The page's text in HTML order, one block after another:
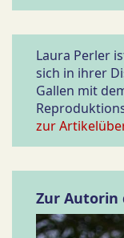
Laura Perler
sich in ihrer
Gallen mit
zur
Zur Autorin